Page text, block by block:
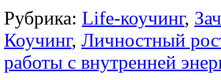
Рубрика: Life-коучинг,
Коучинг, Личностный
работы с внутренней